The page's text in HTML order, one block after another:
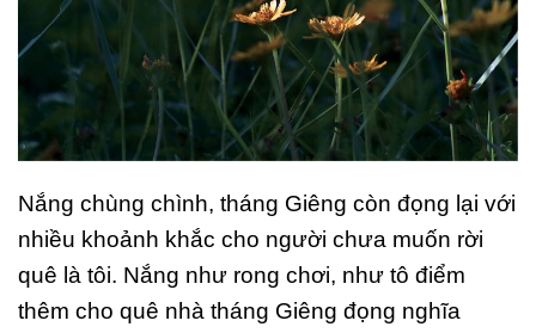
Nắng chùng chình, tháng Giêng còn đọng lại với
nhiều khoảnh khắc cho người chưa muốn rời
quê là tôi. Nắng như rong chơi, như tô điểm
thêm cho quê nhà tháng Giêng đọng nghĩa